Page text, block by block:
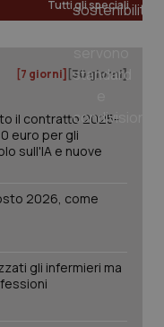
Tutti gli speciali
[7 giorni] [30 giorni]
il contratto 2025-
euro per gli
sull'IA e nuove
2026, come
gli infermieri ma